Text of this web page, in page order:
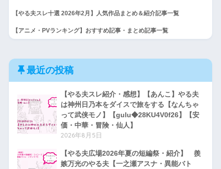
【やる夫スレ十選 2026年2月】人気作品まとめ＆紹介記事一覧
【アニメ・PVランキング】おすすめ記事・まとめ記事一覧
最近の投稿
【やる夫スレ紹介・感想】【あんこ】やる夫
は神州日乃本をダイスで旅をする【なんちゃ
って武侠モノ】【gulu◆28KU4V0f26】【安
価・中華・冒険・仙人】
2026年8月5日
【やる夫広場2026年夏の短編祭・紹介】 羨
嫉万光のやる夫【一之瀬アスナ・異能バト